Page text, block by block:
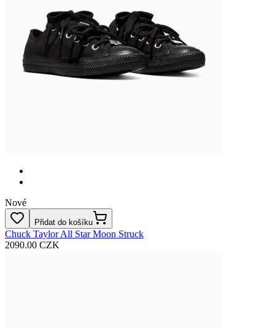
Nové
Přidat do košíku
Chuck Taylor All Star Moon Struck
2090.00 CZK